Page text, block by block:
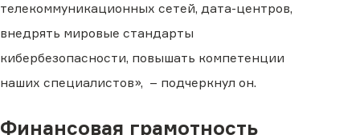
телекоммуникационных сетей, дата-центров,
внедрять мировые стандарты
кибербезопасности, повышать компетенции
наших специалистов», – подчеркнул он.
Финансовая грамотность